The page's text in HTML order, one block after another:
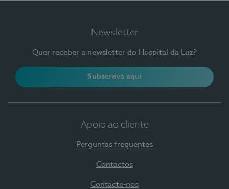
Newsletter
Quer receber a newsletter do Hospital da Luz?
Subscreva aqui
Apoio ao cliente
Perguntas frequentes
Contactos
Contacte-nos